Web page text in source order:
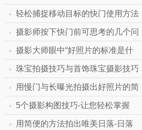
轻松捕捉移动目标的快门使用方法
摄影师按下快门前可思考的几个问
摄影大师眼中“好照片的标准是什
珠宝拍摄技巧与首饰珠宝摄影技巧
用慢门与长曝光拍摄出好照片的简
5个摄影构图技巧-让您轻松掌握
用简便的方法拍出唯美日落-日落